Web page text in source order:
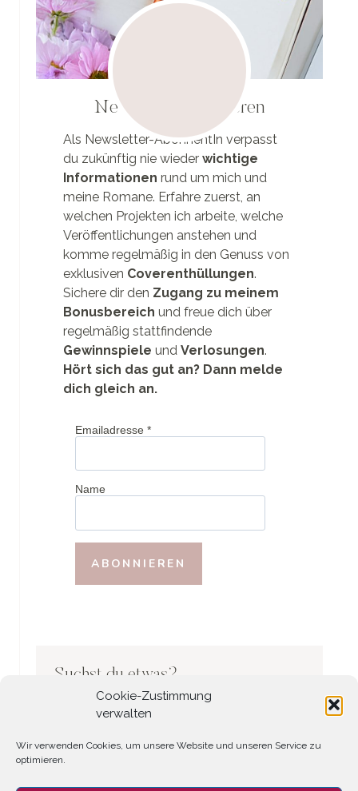
Cookie-Zustimmung
verwalten
Wir verwenden Cookies, um unsere Website und unseren Service zu
optimieren.
Newsletter abonnieren
Als Newsletter-AbonnentIn verpasst
du zukünftig nie wiederwichtige
Informationen rund um mich und
meine Romane. Erfahre zuerst, an
welchen Projekten ich arbeite, welche
Veröffentlichungen anstehen und
komme regelmäßig in den Genuss von
exklusiven Coverenthüllungen.
Sichere dir den Zugang zu meinem
Bonusbereich und freue dich über
regelmäßig stattfindende
Gewinnspiele undVerlosungen.
Hört sich das gut an? Dann melde
dich gleich an.
Emailadresse*
Name
Suchst du etwas?
Search